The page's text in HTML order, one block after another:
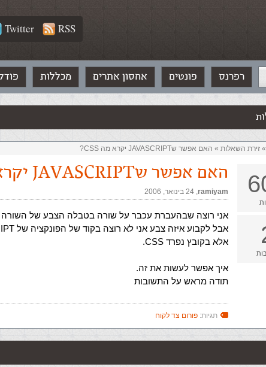
Twitter RSS
רפרנס פונטים אחסון אתרים מכללות
» ‏זירת השאלות‏ » האם אפשר שJAVASCRIPT יקרא מה CSS?
האם אפשר שJAVASCRIPT יקרא מה CSS?
ramiyam
,‏ 24 בינואר, 2006
אני רוצה שבהעברת עכבר על שורה בטבלה הצבע של השורה
אבל לקבוע איזה צבע אני לא רוצה בקוד של הפונקציה של JAVASCRIPT,
אלא בקובץ נפרד CSS.
איך אפשר לעשות את זה.
תודה מראש על התשובות
תגיות: פורום צד לקוח